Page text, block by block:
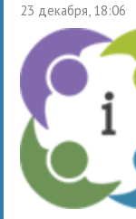
23 декабря, 18:06